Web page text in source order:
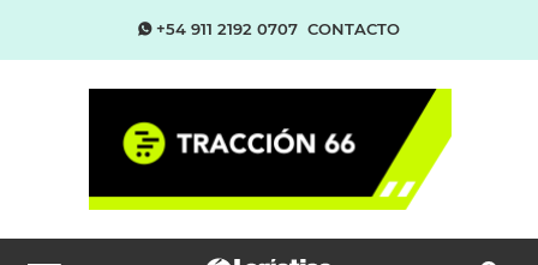
+54 911 2192 0707 CONTACTO